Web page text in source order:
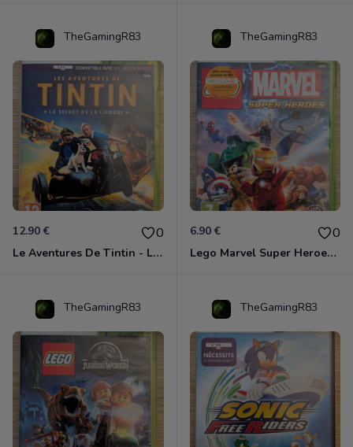
TheGamingR83
12.90 € 0
Le Aventures De Tintin - Le Secret De La Licorne Xbox 360
TheGamingR83
6.90 € 0
Lego Marvel Super Heroes Xbox 360
TheGamingR83 TheGamingR83